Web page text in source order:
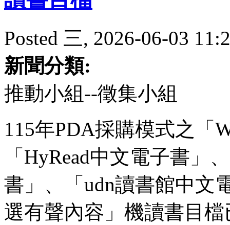
Posted 三, 2026-06-03
新聞分類:
推動小組--徵集小組
115年PDA採購模式之「
「HyRead中文電子書」
書」、「udn讀書館中文
選有聲內容」機讀書目